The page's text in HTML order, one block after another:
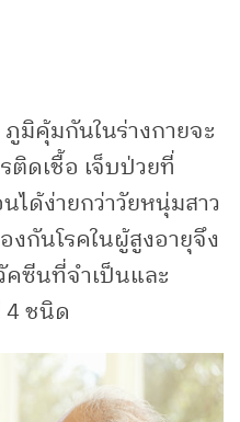
มิคุ้มกันในร่างกายจะ
ติดเชื้อ เจ็บป่วยที่
ได้ง่ายกว่าวัยหนุ่มสาว
กันโรคในผู้สูงอายุจึง
ซีนที่จำเป็นและ
4 ชนิด